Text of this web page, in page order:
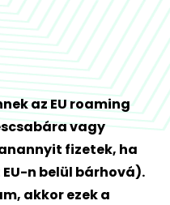
az EU roaming
vagy
fizetek, ha
n belül bárhová).
akkor ezek a